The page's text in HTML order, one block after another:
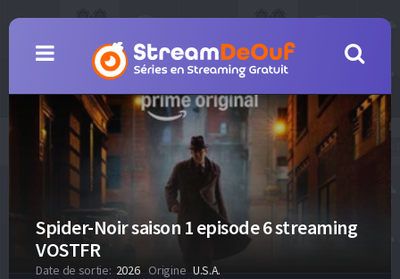
Spider-Noir saison 1 episode 6 streaming
VOSTFR
Date de sortie: 2026 Origine U.S.A.